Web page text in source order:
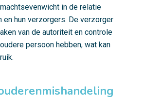
in de relatie
en hun verzorgers. De verzorger
van de autoriteit en controle
persoon hebben, wat kan